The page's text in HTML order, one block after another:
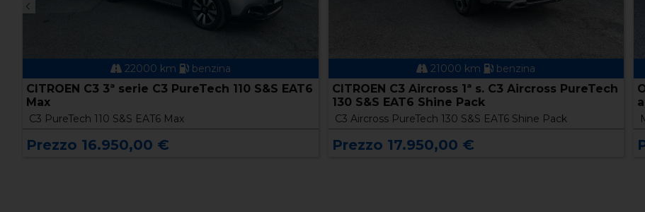
22000 km benzina
CITROEN C3 3ª serie C3 PureTech 110 S&S EAT6
Max
C3 PureTech 110 S&S EAT6 Max
Prezzo 16.950,00 €
21000 km benzina
CITROEN C3 Aircross 1ª s. C3 Aircross PureTech
130 S&S EAT6 Shine Pack
C3 Aircross PureTech 130 S&S EAT6 Shine Pack
Prezzo 17.950,00 €